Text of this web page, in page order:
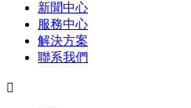
新聞中心
服務中心
解決方案
聯系我們
